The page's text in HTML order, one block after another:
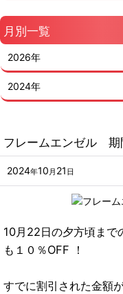
フレームエンゼル 期
2024年10 月 21 日
10月22日の夕方頃まで
も１０％OFF ！
すでに割引された金額
月別一覧
2026年
2024年